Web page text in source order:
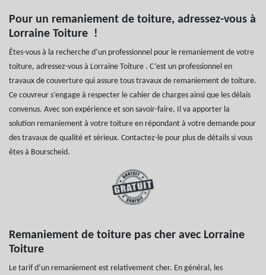
Pour un remaniement de toiture, adressez-vous à
Lorraine Toiture !
Êtes-vous à la recherche d’un professionnel pour le remaniement de votre
toiture, adressez-vous à Lorraine Toiture . C’est un professionnel en
travaux de couverture qui assure tous travaux de remaniement de toiture.
Ce couvreur s’engage à respecter le cahier de charges ainsi que les délais
convenus. Avec son expérience et son savoir-faire, Il va apporter la
solution remaniement à votre toiture en répondant à votre demande pour
des travaux de qualité et sérieux. Contactez-le pour plus de détails si vous
êtes à Bourscheid.
Remaniement de toiture pas cher avec Lorraine
Toiture
Le tarif d’un remaniement est relativement cher. En général, les